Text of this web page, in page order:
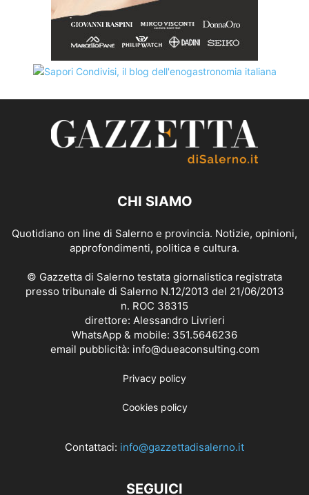
CHI SIAMO
Quotidiano on line di Salerno e provincia. Notizie, opinioni,
approfondimenti, politica e cultura.
© Gazzetta di Salerno testata giornalistica registrata
presso tribunale di Salerno N.12/2013 del 21/06/2013
n. ROC 38315
direttore: Alessandro Livrieri
WhatsApp & mobile: 351.5646236
email pubblicità: info@dueaconsulting.com
Privacy policy
Cookies policy
Contattaci: info@gazzettadisalerno.it
SEGUICI